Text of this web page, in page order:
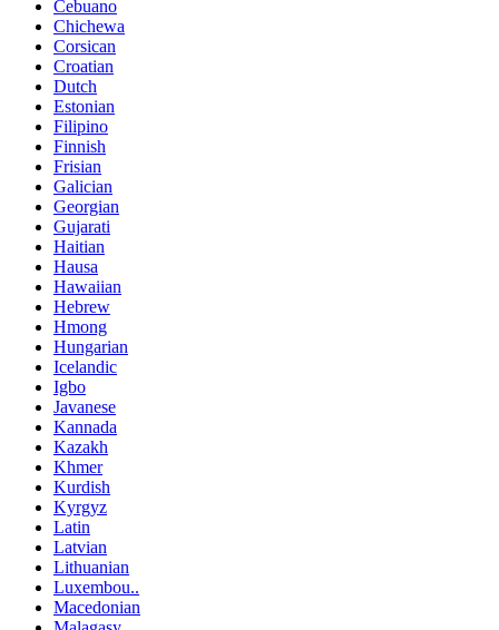
Cebuano
Chichewa
Corsican
Croatian
Dutch
Estonian
Filipino
Finnish
Frisian
Galician
Georgian
Gujarati
Haitian
Hausa
Hawaiian
Hebrew
Hmong
Hungarian
Icelandic
Igbo
Javanese
Kannada
Kazakh
Khmer
Kurdish
Kyrgyz
Latin
Latvian
Lithuanian
Luxembou..
Macedonian